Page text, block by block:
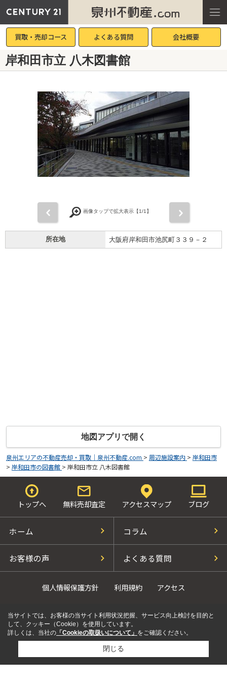
買取・売却コース よくある質問 会社概要
岸和田市立 八木図書館
画像タップで拡大表示【1/1】
所在地 大阪府岸和田市池尻町３３９－２
地図アプリで開く
泉州エリアの不動産売却・買取｜泉州不動産.com > 周辺施設案内 > 岸和田市
> 岸和田市の図書館 > 岸和田市立 八木図書館
トップへ 無料売却査定 アクセスマップ ブログ
ホーム コラム
お客様の声 よくある質問
個人情報保護方針 利用規約 アクセス
当サイトでは、お客様の当サイト利用状況把握、サービス向上検討を目的と
して、クッキー（Cookie）を使用しています。
詳しくは、当社の 「Cookieの取扱いについて」 をご確認ください。
閉じる